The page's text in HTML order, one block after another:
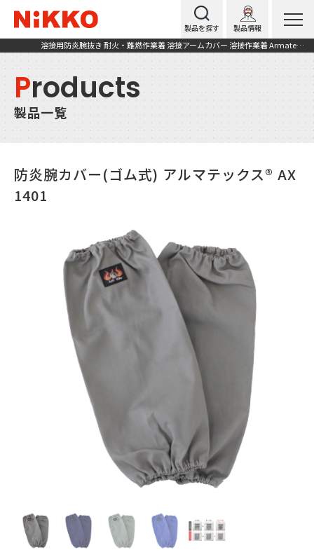
製品を探す 製品情報
溶接用防炎腕抜き 耐火・難燃作業着 溶接アームカバー 溶接作業着 Armatex(アルマテックス) AX1401
Products
製品一覧
防炎腕カバー(ゴム式) アルマテックス® AX
1401